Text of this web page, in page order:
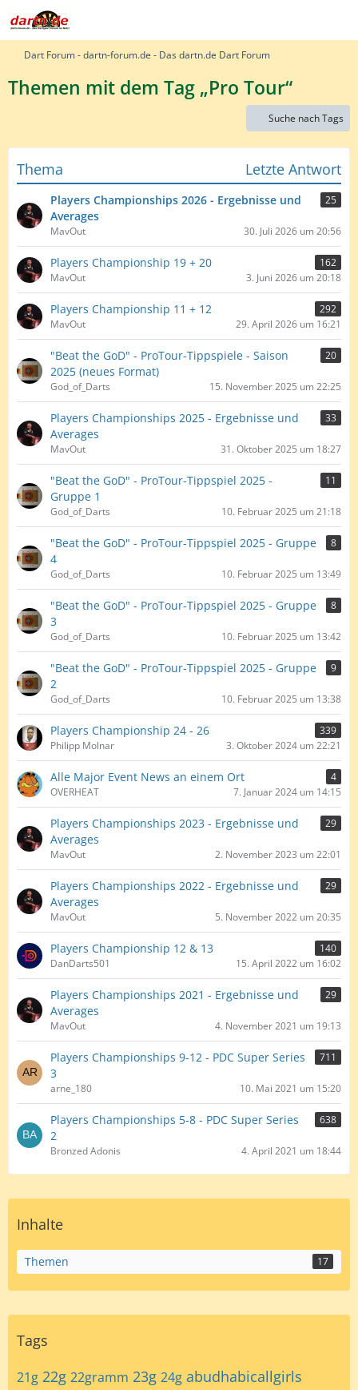
Dart Forum - dartn-forum.de - Das dartn.de Dart Forum
Themen mit dem Tag „Pro Tour“
Suche nach Tags
Thema Letzte Antwort
Players Championships 2026 - Ergebnisse und
Averages
25
MavOut 30. Juli 2026 um 20:56
Players Championship 19 + 20
162
MavOut
3. Juni 2026 um 20:18
Players Championship 11 + 12
292
MavOut
29. April 2026 um 16:21
"Beat the GoD" - ProTour-Tippspiele - Saison
2025 (neues Format)
20
God_of_Darts 15. November 2025 um 22:25
Players Championships 2025 - Ergebnisse und
Averages
33
MavOut 31. Oktober 2025 um 18:27
"Beat the GoD" - ProTour-Tippspiel 2025 -
Gruppe 1
11
God_of_Darts 10. Februar 2025 um 21:18
"Beat the GoD" - ProTour-Tippspiel 2025 - Gruppe
4
8
God_of_Darts 10. Februar 2025 um 13:49
"Beat the GoD" - ProTour-Tippspiel 2025 - Gruppe
3
8
God_of_Darts 10. Februar 2025 um 13:42
"Beat the GoD" - ProTour-Tippspiel 2025 - Gruppe
2
9
God_of_Darts 10. Februar 2025 um 13:38
Players Championship 24 - 26
339
Philipp Molnar
3. Oktober 2024 um 22:21
Alle Major Event News an einem Ort
4
OVERHEAT
7. Januar 2024 um 14:15
Players Championships 2023 - Ergebnisse und
Averages
29
MavOut 2. November 2023 um 22:01
Players Championships 2022 - Ergebnisse und
Averages
29
MavOut 5. November 2022 um 20:35
Players Championship 12 & 13
140
DanDarts501
15. April 2022 um 16:02
Players Championships 2021 - Ergebnisse und
Averages
29
MavOut 4. November 2021 um 19:13
Players Championships 9-12 - PDC Super Series
3
711
arne_180 10. Mai 2021 um 15:20
Players Championships 5-8 - PDC Super Series
2
638
Bronzed Adonis 4. April 2021 um 18:44
Inhalte
Themen 17
Tags
21g 22g 22gramm 23g 24g abudhabicallgirls